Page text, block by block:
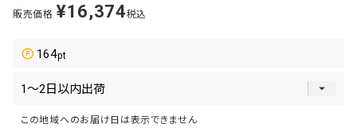
販売価格 ¥16,374税込
164
この地域へのお届け日は表示できません